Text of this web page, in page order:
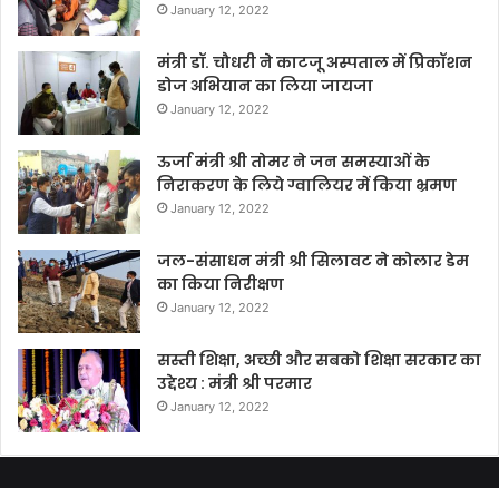
January 12, 2022
मंत्री डॉ. चौधरी ने काटजू अस्पताल में प्रिकॉशन
डोज अभियान का लिया जायजा
January 12, 2022
ऊर्जा मंत्री श्री तोमर ने जन समस्याओं के
निराकरण के लिये ग्वालियर में किया भ्रमण
January 12, 2022
जल-संसाधन मंत्री श्री सिलावट ने कोलार डेम
का किया निरीक्षण
January 12, 2022
सस्ती शिक्षा, अच्छी और सबको शिक्षा सरकार का
उद्देश्य : मंत्री श्री परमार
January 12, 2022